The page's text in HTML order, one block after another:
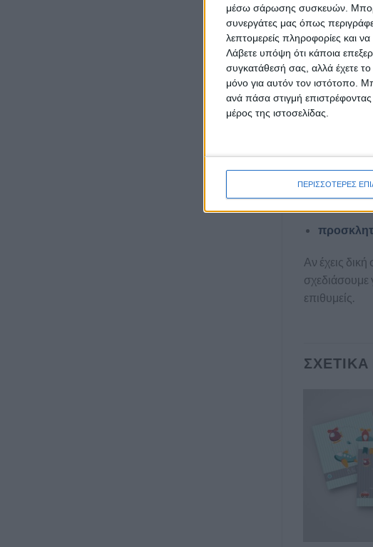
μέσω σάρωσης συσκευών.
συνεργάτες μας όπως
λεπτομερείς πληροφορίες και
Λάβετε υπόψη ότι κάποια
συγκατάθεσή σας, αλλά έχετε το
μόνο για αυτόν τον ιστότοπο.
ανά πάσα στιγμή
μέρος της ιστοσελίδας.
ΠΕΡΙΣΣΟΤΕΡΕΣ
ΠΕΡΙΓΡΑΦΉ
Βρες το
Αν έχεις
σχεδιάσουμε
επιθυμείς.